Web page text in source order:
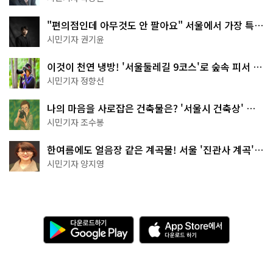
"편의점인데 아무것도 안 팔아요" 서울에서 가장 특별
한 편의점의 정체
시민기자 권기윤
이것이 천연 냉방! '서울둘레길 9코스'로 숲속 피서 떠
나볼까
시민기자 정향선
나의 마음을 사로잡은 건축물은? '서울시 건축상' 수
상작 공개!
시민기자 조수봉
한여름에도 얼음장 같은 계곡물! 서울 '진관사 계곡'이
천국이네~
시민기자 양지영
다
운
로
A
p
p